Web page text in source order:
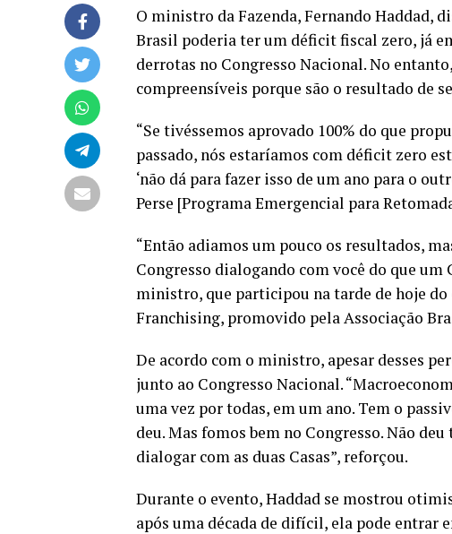
O ministro da Fazenda, Fernando Haddad,
Brasil poderia ter um déficit fiscal zero, já
derrotas no Congresso Nacional. No
compreensíveis porque são o resultado de
“Se tivéssemos aprovado 100% do que
passado, nós estaríamos com déficit zero
‘não dá para fazer isso de um ano para o
Perse [Programa Emergencial para
“Então adiamos um pouco os resultados,
Congresso dialogando com você do que um
ministro, que participou na tarde de hoje do
Franchising, promovido pela Associação
De acordo com o ministro, apesar desses
junto ao Congresso Nacional.
uma vez por todas, em um ano. Tem o
deu. Mas fomos bem no Congresso. Não
dialogar com as duas Casas”, reforçou.
Durante o evento, Haddad se mostrou
após uma década de difícil, ela pode entrar